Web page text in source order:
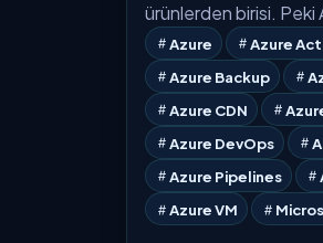
ürünlerden birisi. Peki
Azure
Azure
Azure Backup
Azure CDN
Azure DevOps
Azure Pipelines
Azure VM